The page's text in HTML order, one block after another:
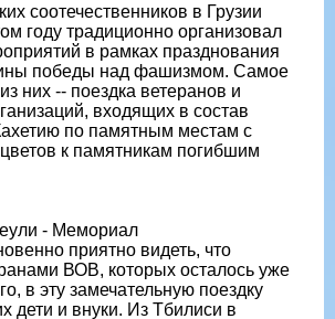
соотечественников в Грузии
году традиционно организовал
в рамках празднования
победы над фашизмом. Самое
них -- поездка ветеранов и
входящих в состав
по памятным местам с
к памятникам погибшим
- Мемориал
приятно видеть, что
ВОВ, которых осталось уже
в эту замечательную поездку
дети и внуки. Из Тбилиси в